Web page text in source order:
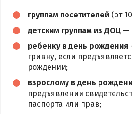
группам посетителей (от
детским группам из ДОЦ —
ребенку в день рождения
гривну, если
рождении;
взрослому в день
предъявлении
паспорта или прав;